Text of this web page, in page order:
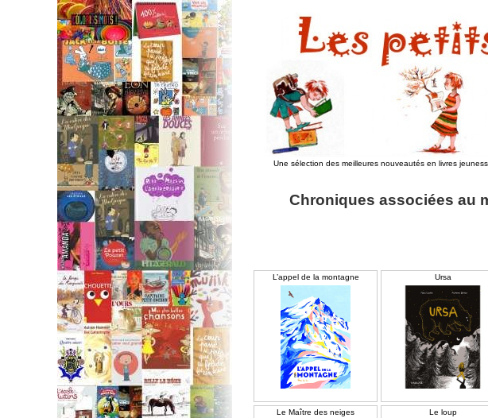
Une sélection des meilleures nouveautés en livres
Chroniques associées au
L’appel de la montagne Ursa
Le Maître des neiges Le loup